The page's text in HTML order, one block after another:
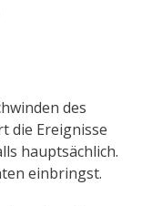
des
die Ereignisse
hauptsächlich.
einbringst.